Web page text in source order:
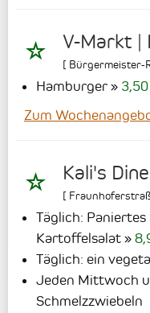
V-Markt |
[ Bürgermeister-
Hamburger
Zum
Kali's
[
Täglich:
Kartoffelsalat
Täglich: ein
Jeden Mittwoch
Schmelzzwiebeln